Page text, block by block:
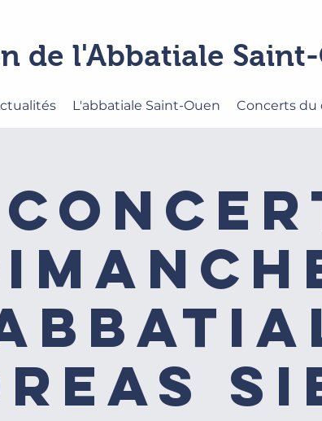
de l'Abbatiale
L'abbatiale Saint-Ouen Concerts du